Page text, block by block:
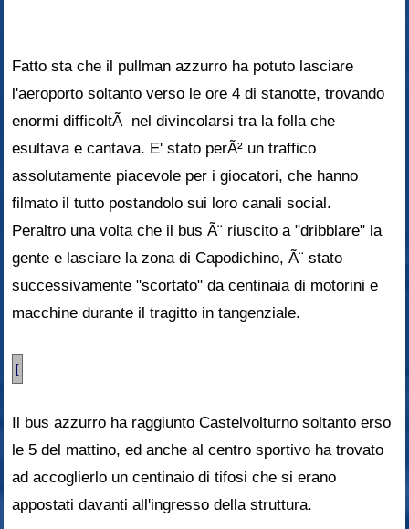
Fatto sta che il pullman azzurro ha potuto lasciare
l'aeroporto soltanto verso le ore 4 di stanotte, trovando
enormi difficoltÃ nel divincolarsi tra la folla che
esultava e cantava. E' stato perÃ² un traffico
assolutamente piacevole per i giocatori, che hanno
filmato il tutto postandolo sui loro canali social.
Peraltro una volta che il bus Ã¨ riuscito a "dribblare" la
gente e lasciare la zona di Capodichino, Ã¨ stato
successivamente "scortato" da centinaia di motorini e
macchine durante il tragitto in tangenziale.
[
Il bus azzurro ha raggiunto Castelvolturno soltanto erso
le 5 del mattino, ed anche al centro sportivo ha trovato
ad accoglierlo un centinaio di tifosi che si erano
appostati davanti all'ingresso della struttura.